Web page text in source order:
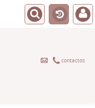
contactos